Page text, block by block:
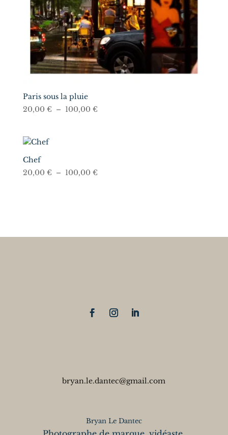
Paris sous la pluie
20,00 € – 100,00 €Plage
100,00 €
Chef
20,00 € – 100,00 €Plage
bryan.le.dantec@gmail.com
Bryan Le Dantec